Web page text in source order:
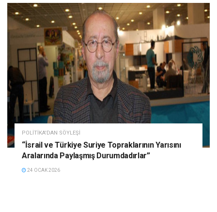
POLITIKA'DAN SÖYLEŞI
“İsrail ve Türkiye Suriye Topraklarının Yarısını
Aralarında Paylaşmış Durumdadırlar”
24 OCAK 2026